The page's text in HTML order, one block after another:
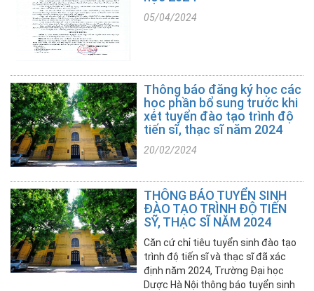
+ Chỉ
tiêu
chuẩn
hàng
năm
+ Ngành
đào
tạo
đại
học
Chương
trình
liên
kết
05/04/2024
Thông báo đăng ký học các
học phần bổ sung trước khi
xét tuyển đào tạo trình độ
tiến sĩ, thạc sĩ năm 2024
20/02/2024
THÔNG BÁO TUYỂN SINH
ĐÀO TẠO TRÌNH ĐỘ TIẾN
SỸ, THẠC SĨ NĂM 2024
Căn cứ chỉ tiêu tuyển sinh đào tạo
trình độ tiến sĩ và thạc sĩ đã xác
định năm 2024, Trường Đại học
Dược Hà Nội thông báo tuyển sinh